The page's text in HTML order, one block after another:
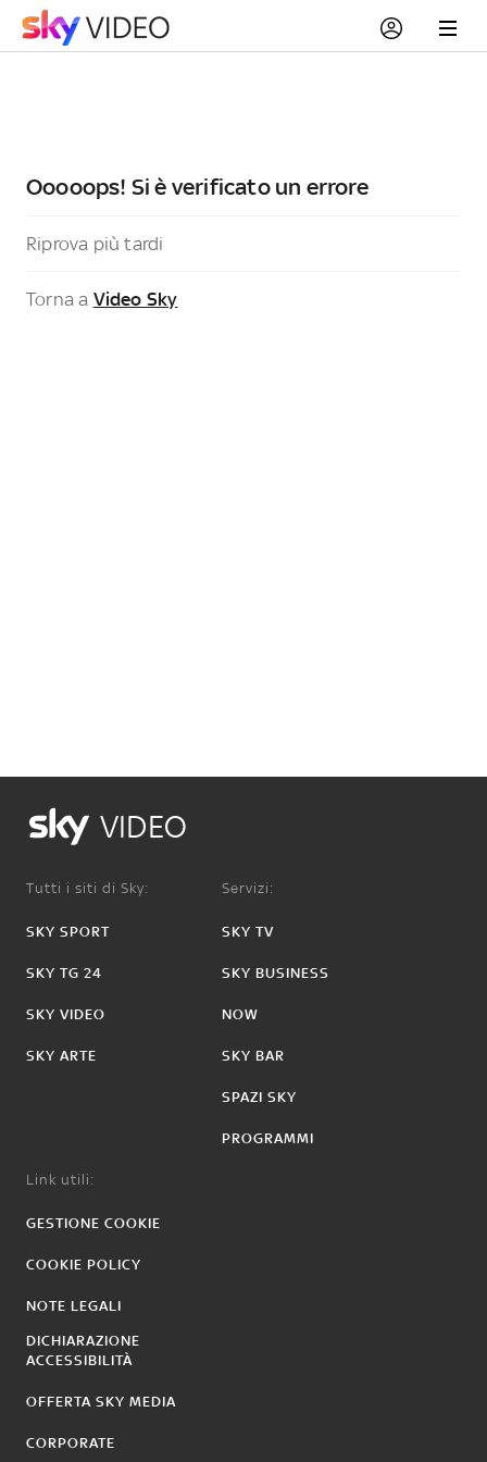
Ooooops! Si è verificato un errore
Riprova più tardi
Torna a Video Sky
VIDEO
Tutti i siti di Sky:
SKY SPORT
SKY TG 24
SKY VIDEO
SKY ARTE
Servizi:
SKY TV
SKY BUSINESS
NOW
SKY BAR
SPAZI SKY
PROGRAMMI
Link utili:
GESTIONE COOKIE
COOKIE POLICY
NOTE LEGALI
DICHIARAZIONE
ACCESSIBILITÀ
OFFERTA SKY MEDIA
CORPORATE